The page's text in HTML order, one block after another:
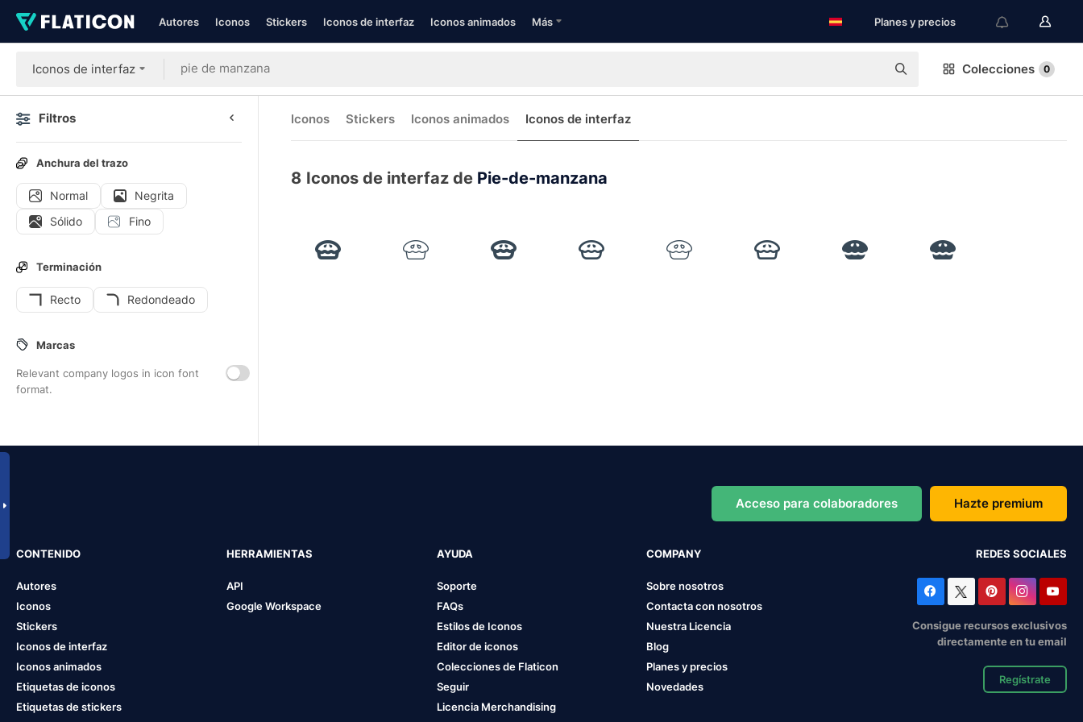
Autores Iconos Stickers Iconos de interfaz Iconos animados Más Planes y precios
Iconos de interfaz Colecciones 0
Filtros
Anchura del trazo
Normal
Negrita
Sólido
Fino
Terminación
Recto Redondeado
Marcas
Relevant company logos in icon font
format.
Iconos Stickers Iconos animados Iconos de interfaz
8 Iconos de interfaz de Pie-de-manzana
Acceso para colaboradores Hazte premium
CONTENIDO
Autores
Iconos
Stickers
Iconos de interfaz
Iconos animados
Etiquetas de iconos
Etiquetas de stickers
HERRAMIENTAS
API
Google Workspace
AYUDA
Soporte
FAQs
Estilos de Iconos
Editor de iconos
Colecciones de Flaticon
Seguir
Licencia Merchandising
COMPANY
Sobre nosotros
Contacta con nosotros
Nuestra Licencia
Blog
Planes y precios
Novedades
REDES SOCIALES
Consigue recursos exclusivos
directamente en tu email
Regístrate